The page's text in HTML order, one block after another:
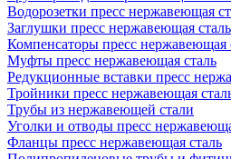
Водорозетки пресс нержавеющая
Заглушки пресс нержавеющая сталь
Компенсаторы пресс нержавеющая
Муфты пресс нержавеющая сталь
Редукционные вставки пресс
Тройники пресс нержавеющая
Трубы из нержавеющей стали
Уголки и отводы пресс
Фланцы пресс нержавеющая сталь